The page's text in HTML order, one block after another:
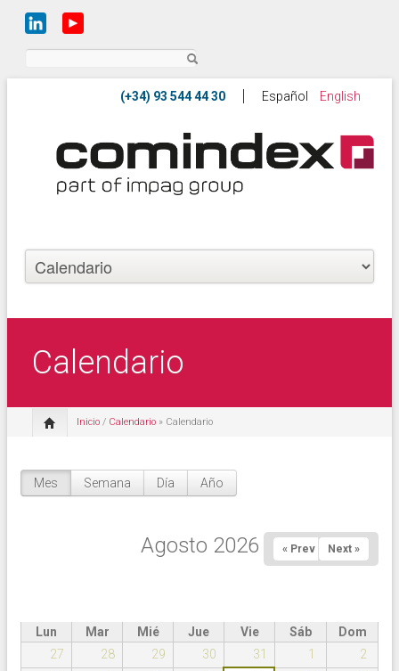
Español English
Calendario
Inicio / Calendario » Calendario
Mes (solapa activa)
Semana Día Año
Agosto 2026 « Prev Next »
Lun Mar Mié Jue Vie Sáb
Dom
27
28 29 30 31 1
2